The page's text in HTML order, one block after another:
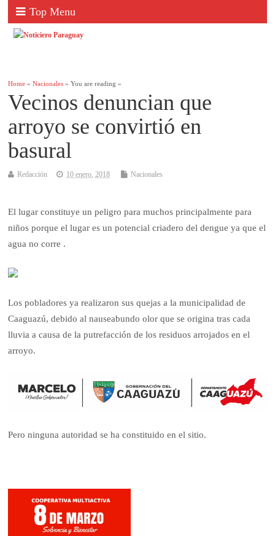
Top Menu
Home »Nacionales » You are reading »
Vecinos denuncian que
arroyo se convirtió en
basural
Redacción 10 enero, 2018 Nacionales
El lugar constituye un peligro para muchos principalmente para
niños porque el lugar es un potencial criadero del dengue ya que el
agua no corre .
Los pobladores ya realizaron sus quejas a la municipalidad de
Caaguazú, debido al nauseabundo olor que se origina tras cada
lluvia a causa de la putrefacción de los residuos arrojados en el
arroyo.
Pero ninguna autoridad se ha constituido en el sitio.